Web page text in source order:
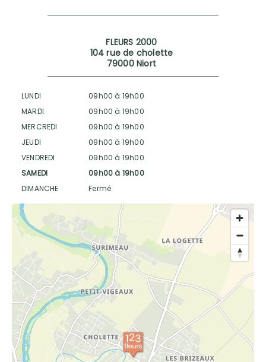
FLEURS 2000
104 rue de cholette
79000 Niort
LUNDI
09h00 à 19h00
MARDI
09h00 à 19h00
MERCREDI
09h00 à 19h00
JEUDI
09h00 à 19h00
VENDREDI
09h00 à 19h00
SAMEDI
09h00 à 19h00
DIMANCHE
Fermé